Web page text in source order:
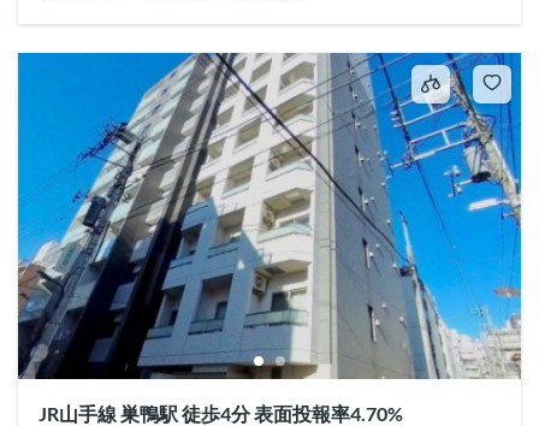
JR山手線 巣鴨駅 徒歩4分 表面投報率4.70%